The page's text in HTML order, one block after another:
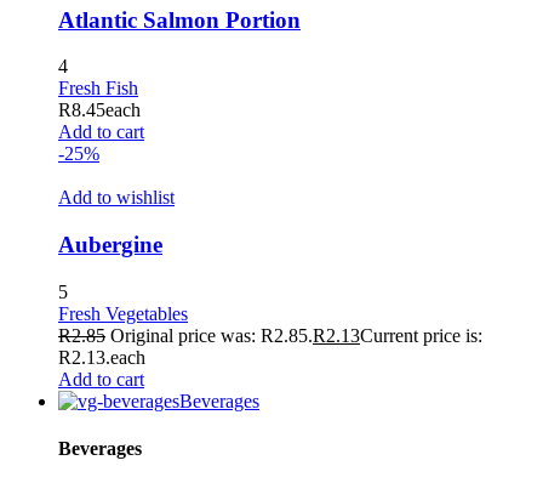
Atlantic Salmon Portion
4
Fresh Fish
R8.45each
Add to cart
-25%
Add to wishlist
Aubergine
5
Fresh Vegetables
R2.85 Original price was: R2.85.R2.13Current price is:
R2.13.each
Add to cart
Beverages
Beverages